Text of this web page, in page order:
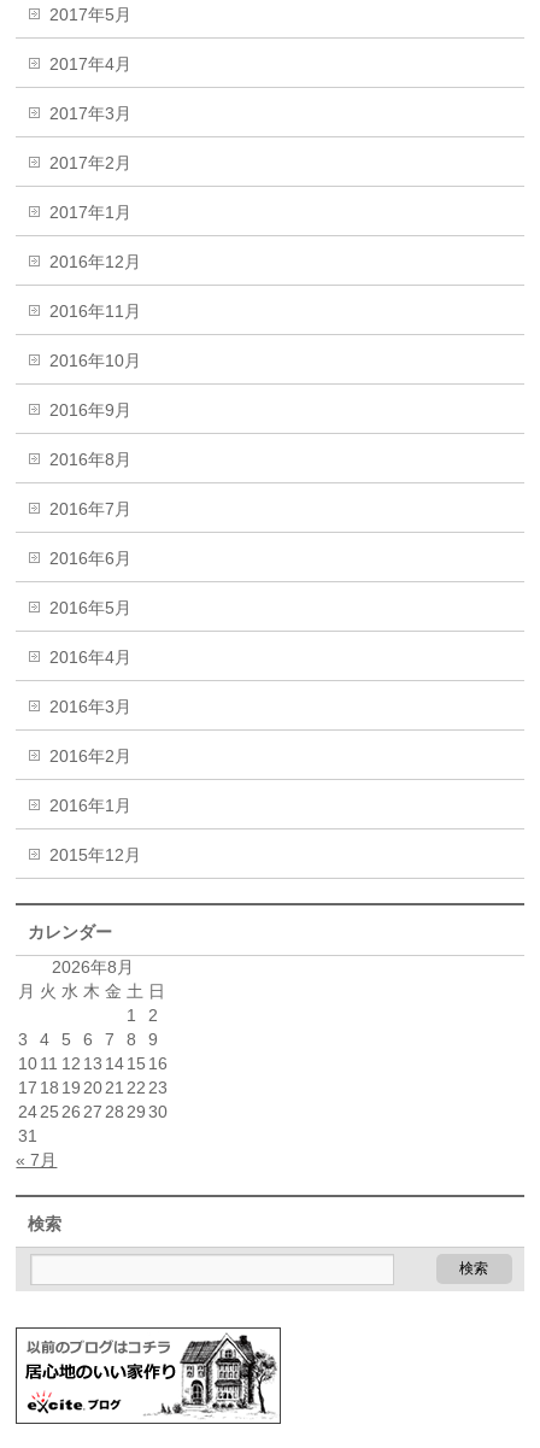
2017年5月
2017年4月
2017年3月
2017年2月
2017年1月
2016年12月
2016年11月
2016年10月
2016年9月
2016年8月
2016年7月
2016年6月
2016年5月
2016年4月
2016年3月
2016年2月
2016年1月
2015年12月
カレンダー
2026年8月
月 火 水 木 金 土 日
1
2
3
4 5 6 7 8
9
1011 12 13 1415 16
17 18 19 2021 22 23
2425 26 27 28 29 30
31
« 7月
検索